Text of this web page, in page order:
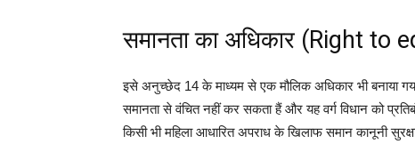
समानता का अधिकार (Right to
इसे अनुच्छेद 14 के माध्यम से एक मौलिक अधिकार भी बनाया
समानता से वंचित नहीं कर सकता हैं और यह वर्ग विधान को
किसी भी महिला आधारित अपराध के खिलाफ समान कानूनी